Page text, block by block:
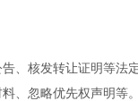
、核发转让证明等
、忽略优先权声明等